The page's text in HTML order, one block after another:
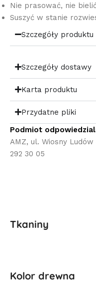
Nie prasować, nie
Suszyć w stanie
Szczegóły produktu
Szczegóły dostawy
Karta produktu
Przydatne pliki
Podmiot
AMZ, ul. Wiosny Ludów
292 30 05
Tkaniny
Kolor drewna